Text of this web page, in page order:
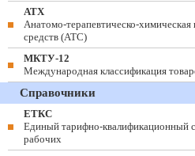
АТХ
Анатомо-терапевтическо-химическая
средств (ATC)
МКТУ-12
Международная классификация
Справочники
ЕТКС
Единый тарифно-квалификационный
рабочих